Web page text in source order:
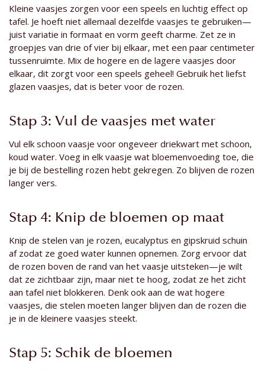
Kleine vaasjes zorgen voor een speels en luchtig effect op
tafel. Je hoeft niet allemaal dezelfde vaasjes te gebruiken—
juist variatie in formaat en vorm geeft charme. Zet ze in
groepjes van drie of vier bij elkaar, met een paar centimeter
tussenruimte. Mix de hogere en de lagere vaasjes door
elkaar, dit zorgt voor een speels geheel! Gebruik het liefst
glazen vaasjes, dat is beter voor de rozen.
Stap 3: Vul de vaasjes met water
Vul elk schoon vaasje voor ongeveer driekwart met schoon,
koud water. Voeg in elk vaasje wat bloemenvoeding toe, die
je bij de bestelling rozen hebt gekregen. Zo blijven de rozen
langer vers.
Stap 4: Knip de bloemen op maat
Knip de stelen van je rozen, eucalyptus en gipskruid schuin
af zodat ze goed water kunnen opnemen. Zorg ervoor dat
de rozen boven de rand van het vaasje uitsteken—je wilt
dat ze zichtbaar zijn, maar niet te hoog, zodat ze het zicht
aan tafel niet blokkeren. Denk ook aan de wat hogere
vaasjes, die stelen moeten langer blijven dan de rozen die
je in de kleinere vaasjes steekt.
Stap 5: Schik de bloemen